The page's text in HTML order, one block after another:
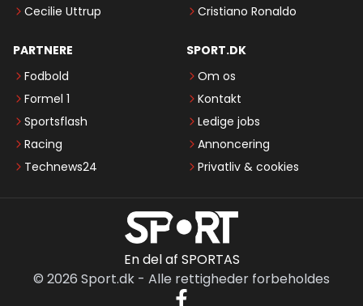
Cecilie Uttrup
Cristiano Ronaldo
PARTNERE
Fodbold
Formel 1
Sportsflash
Racing
Technews24
SPORT.DK
Om os
Kontakt
Ledige jobs
Annoncering
Privatliv & cookies
En del af SPORTAS
© 2026 Sport.dk - Alle rettigheder forbeholdes